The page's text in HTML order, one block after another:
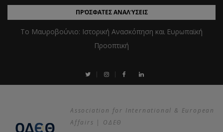
ΠΡΌΣΦΑΤΕΣ ΑΝΑΛΎΣΕΙΣ
Το Μαυροβούνιο: Ιστορική Ανασκόπηση και Ευρωπαϊκή
Προοπτική
Association for International & European
Affairs | ΟΔΕΘ